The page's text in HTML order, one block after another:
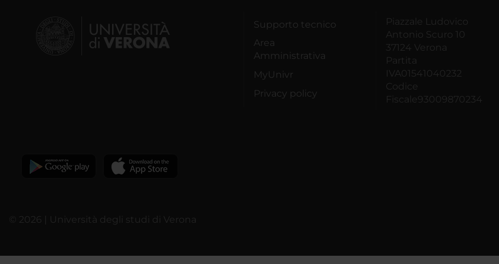
Supporto tecnico
Area
Amministrativa
MyUnivr
Privacy policy
Piazzale Ludovico
Antonio Scuro 10
37124 Verona
Partita
IVA01541040232
Codice
Fiscale93009870234
© 2026 | Università degli studi di Verona